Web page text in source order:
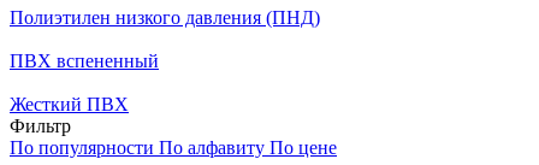
Полиэтилен низкого давления (ПНД)
ПВХ вспененный
Жесткий ПВХ
Фильтр
По популярности По алфавиту По цене